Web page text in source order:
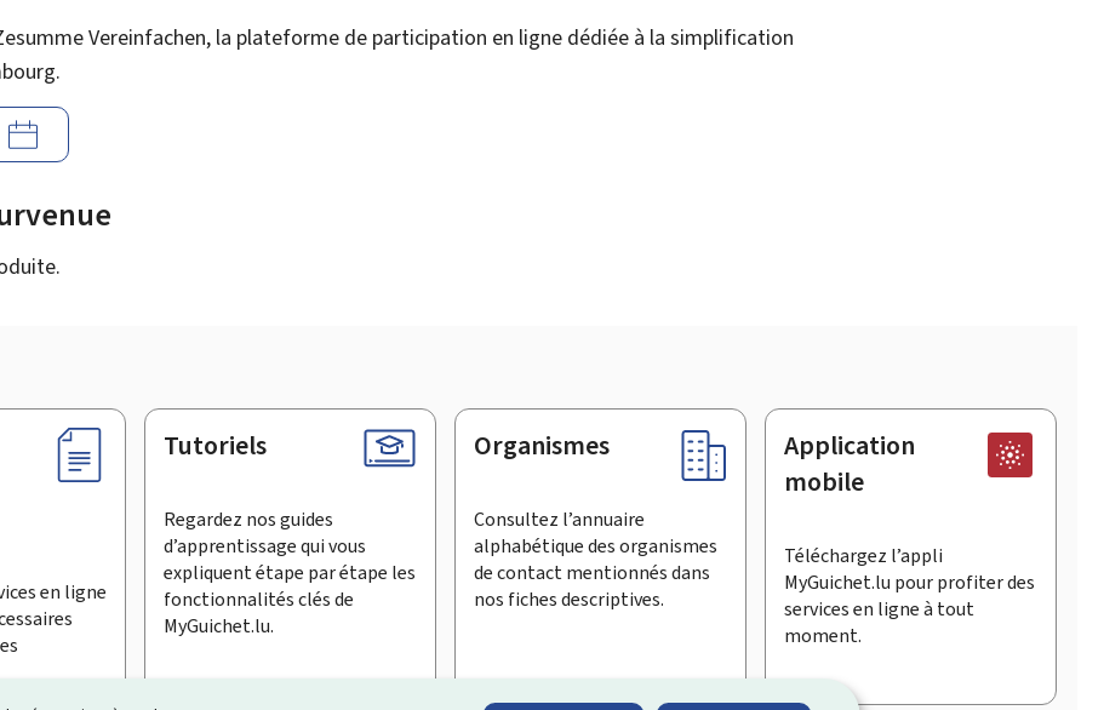
Vereinfachen, la plateforme de participation en ligne dédiée à la simplification
en ligne
Tutoriels
Regardez nos guides
d’apprentissage qui vous
expliquent étape par étape les
fonctionnalités clés de
MyGuichet.lu.
Organismes
Consultez l’annuaire
alphabétique des organismes
de contact mentionnés dans
nos fiches descriptives.
Application
mobile
Téléchargez l’appli
MyGuichet.lu pour profiter des
services en ligne à tout
moment.